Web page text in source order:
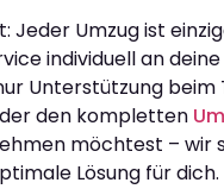
Jeder Umzug ist
individuell an
Unterstützung
den kompletten
möchtest – wir
Lösung für dich.